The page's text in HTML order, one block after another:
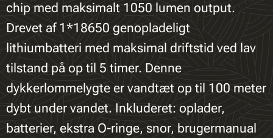
chip med maksimalt 1050 lumen output.
Drevet af 1*18650 genopladeligt
lithiumbatteri med maksimal driftstid ved lav
tilstand på op til 5 timer. Denne
dykkerlommelygte er vandtæt op til 100 meter
dybt under vandet. Inkluderet: oplader,
batterier, ekstra O-ringe, snor, brugermanual